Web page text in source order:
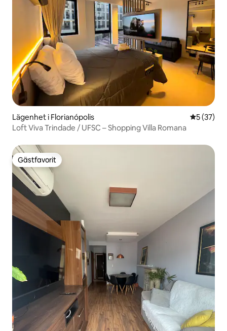
Lägenhet i Florianópolis 5 av 5 i
5 (37)
Loft Viva Trindade / UFSC – Shopping Villa Romana
Gästfavorit
Gästfavorit